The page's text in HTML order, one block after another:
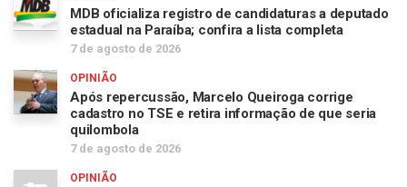
MDB oficializa registro de candidaturas a deputado
estadual na Paraíba; confira a lista completa
7 de agosto de 2026
OPINIÃO
Após repercussão, Marcelo Queiroga corrige
cadastro no TSE e retira informação de que seria
quilombola
7 de agosto de 2026
OPINIÃO